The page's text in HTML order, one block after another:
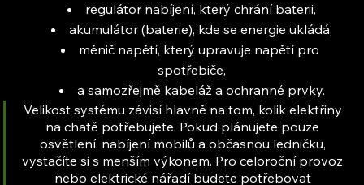
regulátor nabíjení, který chrání baterii,
akumulátor (baterie), kde se energie ukládá,
měnič napětí, který upravuje napětí pro
spotřebiče,
a samozřejmě kabeláž a ochranné prvky.
Velikost systému závisí hlavně na tom, kolik elektřiny
na chatě potřebujete. Pokud plánujete pouze
osvětlení, nabíjení mobilů a občasnou ledničku,
vystačíte si s menším výkonem. Pro celoroční provoz
nebo elektrické nářadí budete potřebovat